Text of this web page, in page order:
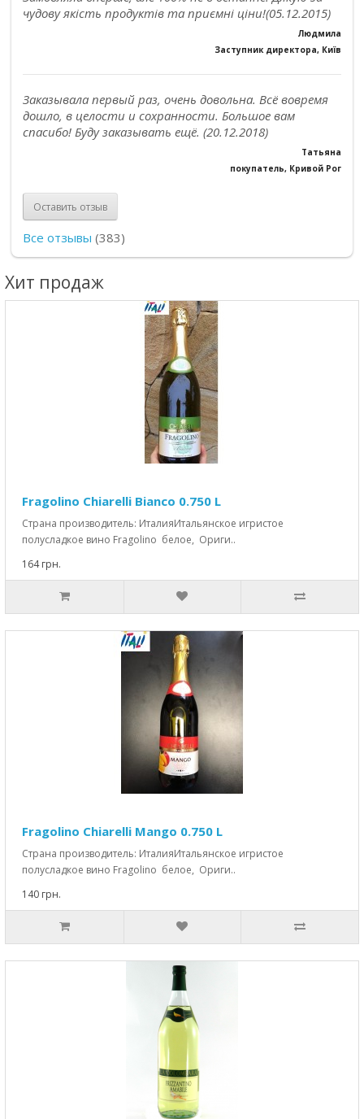
чудову якість продуктів та приємні ціни!(05.12.2015)
Людмила
Заступник директора, Київ
Заказывала первый раз, очень довольна. Всё вовремя
дошло, в целости и сохранности. Большое вам
спасибо! Буду заказывать ещё. (20.12.2018)
Татьяна
покупатель, Кривой Рог
Оставить отзыв
Все отзывы (383)
Хит продаж
Fragolino Chiarelli Bianco 0.750 L
Страна производитель: ИталияИтальянское игристое
полусладкое вино Fragolino белое, Ориги..
164 грн.
Fragolino Chiarelli Mango 0.750 L
Страна производитель: ИталияИтальянское игристое
полусладкое вино Fragolino белое, Ориги..
140 грн.